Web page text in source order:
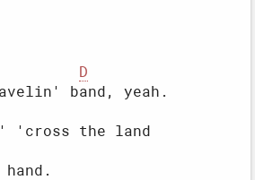
D
band, yeah.
the land